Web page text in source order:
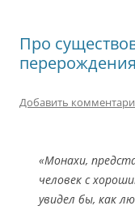
Про
Добавить
«Монахи,
человек с
увидел бы, как